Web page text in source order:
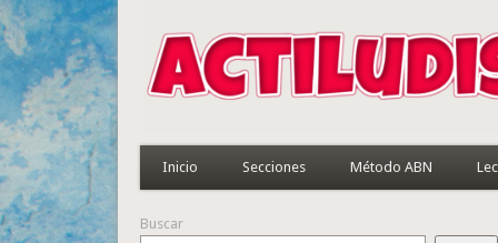
Inicio Secciones Método ABN
Buscar